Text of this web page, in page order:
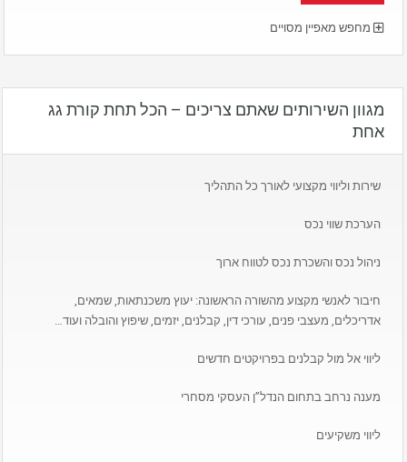
מחפש מאפיין מסויים
מגוון השירותים שאתם צריכים – הכל תחת קורת גג
אחת
שירות וליווי מקצועי לאורך כל התהליך
הערכת שווי נכס
ניהול נכס והשכרת נכס לטווח ארוך
חיבור לאנשי מקצוע מהשורה הראשונה: יעוץ משכנתאות, שמאים,
אדריכלים, מעצבי פנים, עורכי דין, קבלנים, יזמים, שיפוץ והובלה ועוד…
ליווי אל מול קבלנים בפרויקטים חדשים
מענה נרחב בתחום הנדל”ן העסקי מסחרי
ליווי משקיעים